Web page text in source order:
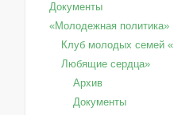
Документы
«Молодежная политика»
Клуб молодых семей «
Любящие сердца»
Архив
Документы